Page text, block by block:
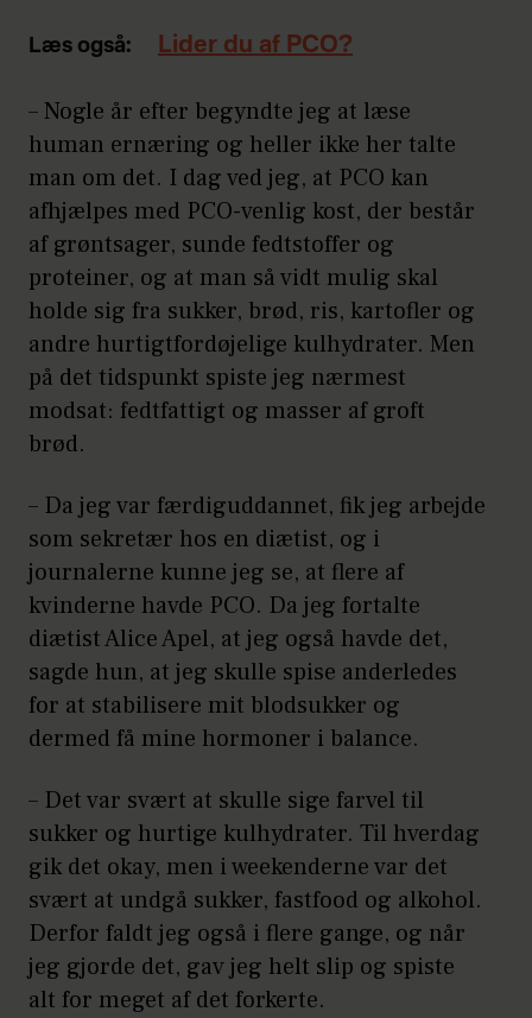
Læs også: Lider du af PCO?
– Nogle år efter begyndte jeg at læse
human ernæring og heller ikke her talte
man om det. I dag ved jeg, at PCO kan
afhjælpes med PCO-venlig kost, der består
af grøntsager, sunde fedtstoffer og
proteiner, og at man så vidt mulig skal
holde sig fra sukker, brød, ris, kartofler og
andre hurtigtfordøjelige kulhydrater. Men
på det tidspunkt spiste jeg nærmest
modsat: fedtfattigt og masser af groft
brød.
– Da jeg var færdiguddannet, fik jeg arbejde
som sekretær hos en diætist, og i
journalerne kunne jeg se, at flere af
kvinderne havde PCO. Da jeg fortalte
diætist Alice Apel, at jeg også havde det,
sagde hun, at jeg skulle spise anderledes
for at stabilisere mit blodsukker og
dermed få mine hormoner i balance.
– Det var svært at skulle sige farvel til
sukker og hurtige kulhydrater. Til hverdag
gik det okay, men i weekenderne var det
svært at undgå sukker, fastfood og alkohol.
Derfor faldt jeg også i flere gange, og når
jeg gjorde det, gav jeg helt slip og spiste
alt for meget af det forkerte.